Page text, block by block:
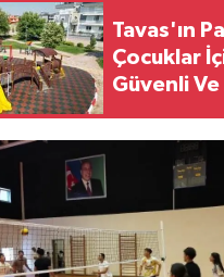
Tavas'ın
Çocuklar
Güvenli Ve